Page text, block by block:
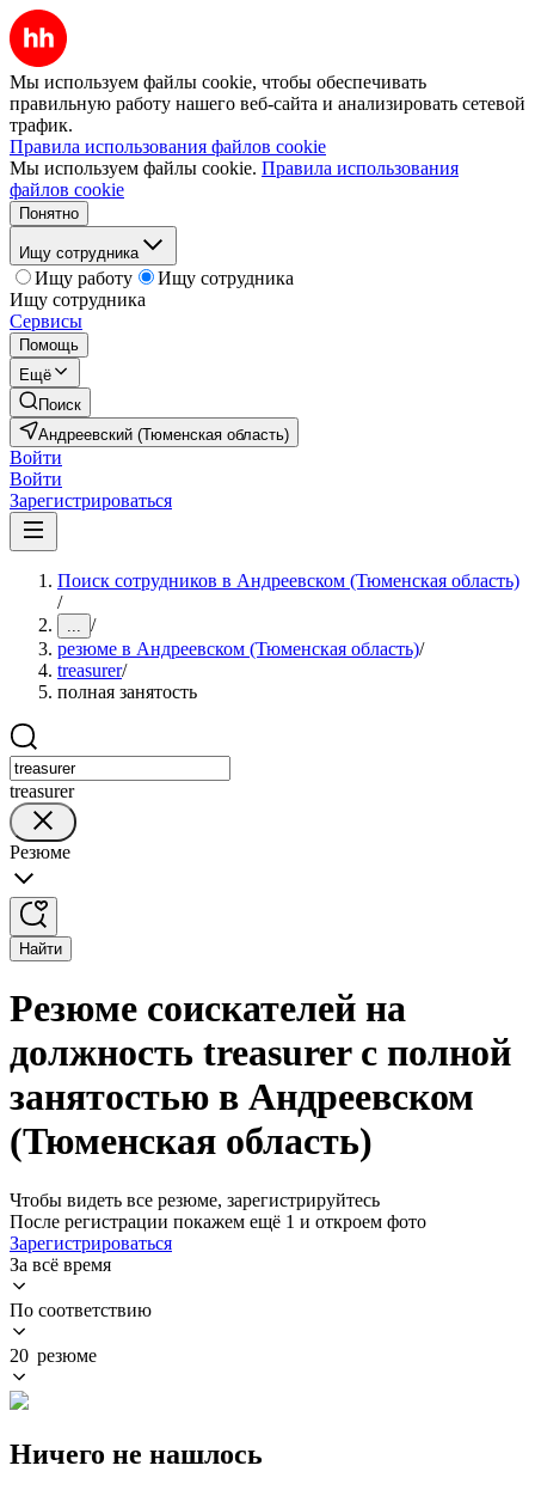
Мы используем файлы cookie, чтобы обеспечивать
правильную работу нашего веб-сайта и анализировать сетевой
трафик.
Правила использования файлов cookie
Мы используем файлы cookie. Правила использования
файлов cookie
Понятно
Ищу сотрудника
Ищу работу
Ищу сотрудника
Ищу сотрудника
Сервисы
Помощь
Ещё
Поиск
Андреевский (Тюменская область)
Войти
Войти
Зарегистрироваться
Поиск сотрудников в Андреевском (Тюменская область)
/
... /
резюме в Андреевском (Тюменская область)/
treasurer/
полная занятость
treasurer
Резюме
Найти
Резюме соискателей на
должность treasurer с полной
занятостью в Андреевском
(Тюменская область)
Чтобы видеть все резюме, зарегистрируйтесь
После регистрации покажем ещё 1 и откроем фото
Зарегистрироваться
За всё время
По соответствию
20 резюме
Ничего не нашлось